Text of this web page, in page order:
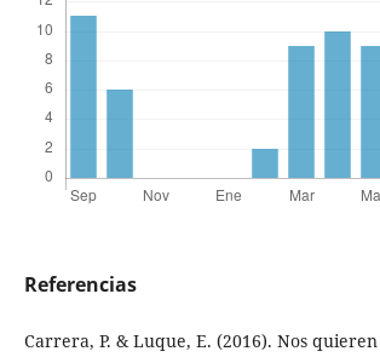
Referencias
Carrera, P. & Luque, E. (2016). Nos